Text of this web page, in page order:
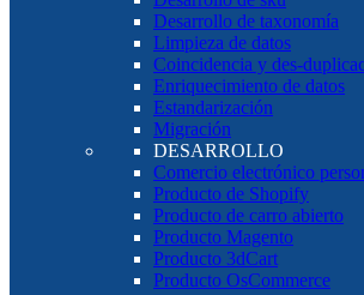
Desarrollo de taxonomía
Limpieza de datos
Coincidencia y des-
Enriquecimiento de datos
Estandarización
Migración
DESARROLLO
Comercio electrónico
Producto de Shopify
Producto de carro abierto
Producto Magento
Producto 3dCart
Producto OsCommerce